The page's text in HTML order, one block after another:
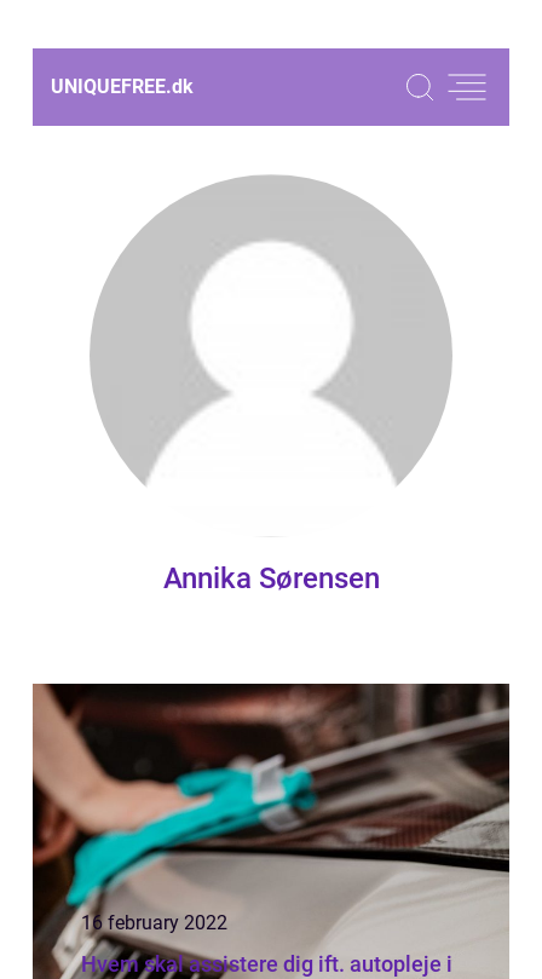
UNIQUEFREE.dk
Annika Sørensen
16 february 2022
Hvem skal assistere dig ift. autopleje i